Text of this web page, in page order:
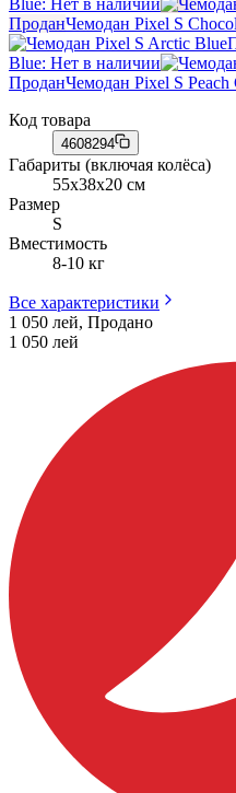
Blue: Нет в наличии
ПроданЧемодан Pixel S
Blue: Нет в наличии
ПроданЧемодан Pixel S Peach
Код товара
4608294
Габариты (включая колёса)
55х38х20 см
Размер
S
Вместимость
8-10 кг
Все характеристики
1 050 лей, Продано
1 050 лей